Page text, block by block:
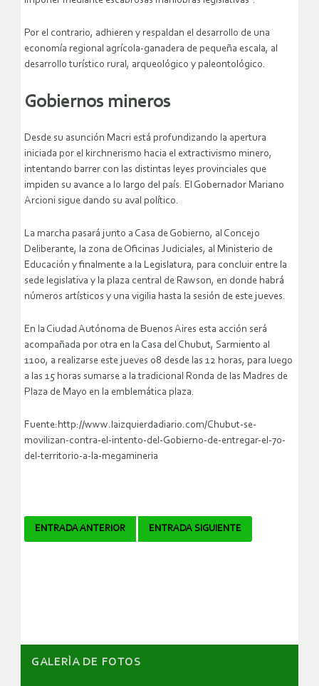
Por el contrario, adhieren y respaldan el desarrollo de una
economía regional agrícola-ganadera de pequeña escala, al
desarrollo turístico rural, arqueológico y paleontológico.
Gobiernos mineros
Desde su asunción Macri está profundizando la apertura
iniciada por el kirchnerismo hacia el extractivismo minero,
intentando barrer con las distintas leyes provinciales que
impiden su avance a lo largo del país. El Gobernador Mariano
Arcioni sigue dando su aval político.
La marcha pasará junto a Casa de Gobierno, al Concejo
Deliberante, la zona de Oficinas Judiciales, al Ministerio de
Educación y finalmente a la Legislatura, para concluir entre la
sede legislativa y la plaza central de Rawson, en donde habrá
números artísticos y una vigilia hasta la sesión de este jueves.
En la Ciudad Autónoma de Buenos Aires esta acción será
acompañada por otra en la Casa del Chubut, Sarmiento al
1100, a realizarse este jueves 08 desde las 12 horas, para luego
a las 15 horas sumarse a la tradicional Ronda de las Madres de
Plaza de Mayo en la emblemática plaza.
Fuente:http://www.laizquierdadiario.com/Chubut-se-
movilizan-contra-el-intento-del-Gobierno-de-entregar-el-70-
del-territorio-a-la-megamineria
Navegador
ENTRADA ANTERIOR ENTRADA SIGUIENTE
GALERÌA DE FOTOS